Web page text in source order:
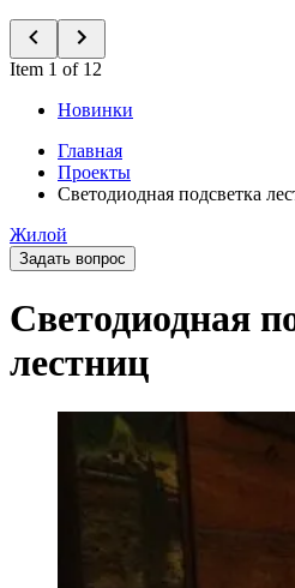
Item 1 of 12
Новинки
Главная
Проекты
Светодиодная подсветка
Жилой
Задать вопрос
Светодиодная
лестниц